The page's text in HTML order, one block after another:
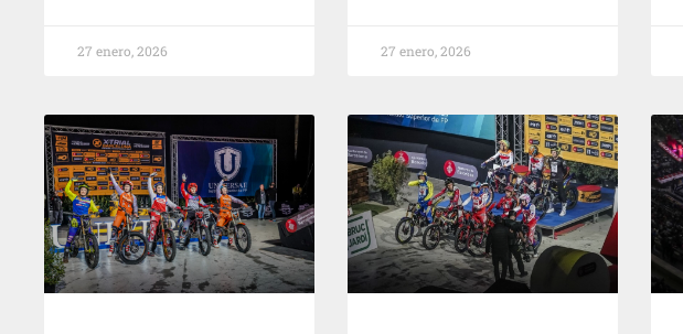
27 enero, 2026 27 enero, 2026